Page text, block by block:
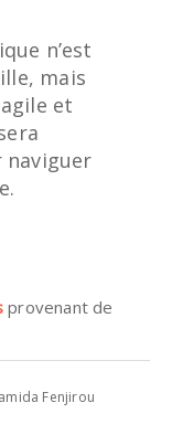
n’est
mais
et
provenant de
Fenjirou